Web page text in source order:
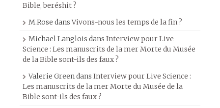
Bible, beréshit ?
M.Rose dansVivons-nous les temps de la fin ?
Michael Langlois dans Interview pour Live
Science : Les manuscrits de la mer Morte du Musée
de la Bible sont-ils des faux ?
Valerie Greendans Interview pour Live Science :
Les manuscrits de la mer Morte du Musée de la
Bible sont-ils des faux ?